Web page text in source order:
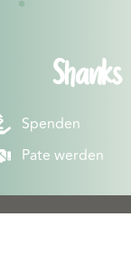
Shanks
Spenden
Pate werden